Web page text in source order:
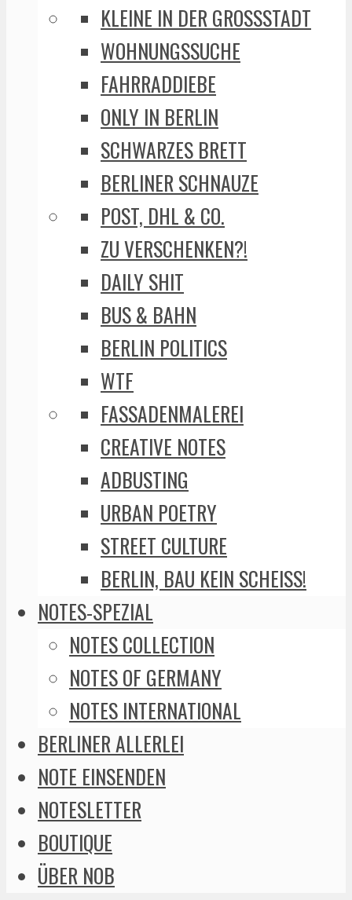
KLEINE IN DER GROSSSTADT
WOHNUNGSSUCHE
FAHRRADDIEBE
ONLY IN BERLIN
SCHWARZES BRETT
BERLINER SCHNAUZE
POST, DHL & CO.
ZU VERSCHENKEN?!
DAILY SHIT
BUS & BAHN
BERLIN POLITICS
WTF
FASSADENMALEREI
CREATIVE NOTES
ADBUSTING
URBAN POETRY
STREET CULTURE
BERLIN, BAU KEIN SCHEISS!
NOTES-SPEZIAL
NOTES COLLECTION
NOTES OF GERMANY
NOTES INTERNATIONAL
BERLINER ALLERLEI
NOTE EINSENDEN
NOTESLETTER
BOUTIQUE
ÜBER NOB